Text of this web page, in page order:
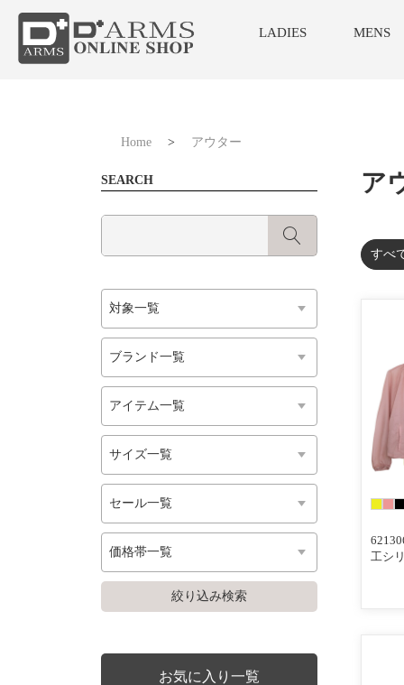
LADIES MENS
Home> アウター
ア
すべ
工シ
SEARCH
お気に入り一覧